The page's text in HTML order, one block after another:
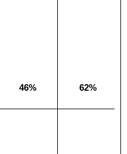
Deze opleiding:
46% Landelijk
62%